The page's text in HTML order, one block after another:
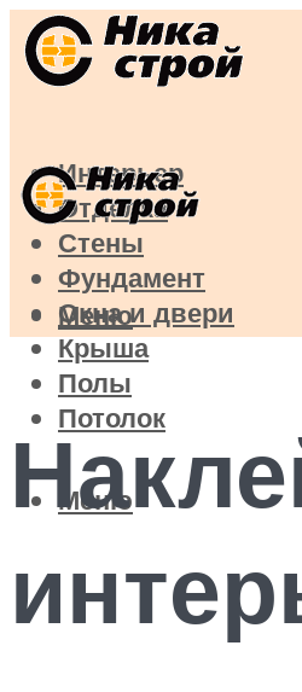
Интерьер
Отделка
Стены
Фундамент
Окна и двери
Крыша
Полы
Потолок
Меню
Меню